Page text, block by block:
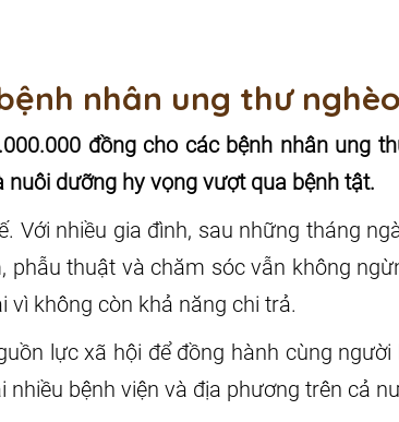
nhân ung thư nghèo
đồng cho các bệnh nhân ung
nuôi dưỡng hy vọng vượt qua bệnh tật.
nhiều gia đình, sau những tháng
thuật và chăm sóc vẫn không
không còn khả năng chi trả.
lực xã hội để đồng hành cùng người
bệnh viện và địa phương trên cả